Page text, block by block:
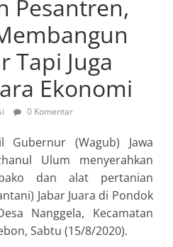
Pesantren,
Tapi Juga
Ekonomi
0 Komentar
Gubernur (Wagub) Jawa
Ulum menyerahkan
dan alat pertanian
Jabar Juara di Pondok
Nanggela, Kecamatan
Sabtu (15/8/2020).